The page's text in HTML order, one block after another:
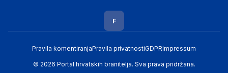
F
Pravila komentiranjaPravila privatnostiGDPRImpressum
© 2026 Portal hrvatskih branitelja. Sva prava pridržana.